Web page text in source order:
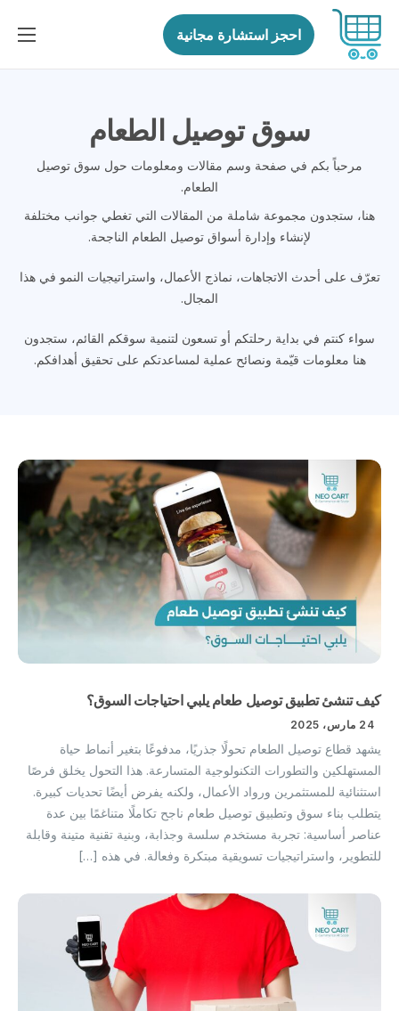
الرئيسية
الأسئلة
المدونة
English
احجز استشارة مجانية
سوق توصيل الطعام
مرحباً بكم في صفحة وسم مقالات ومعلومات حول سوق توصيل
الطعام.
هنا، ستجدون مجموعة شاملة من المقالات التي تغطي جوانب مختلفة
لإنشاء وإدارة أسواق توصيل الطعام الناجحة.
تعرّف على أحدث الاتجاهات، نماذج الأعمال، واستراتيجيات النمو في هذا
المجال.
سواء كنتم في بداية رحلتكم أو تسعون لتنمية سوقكم القائم، ستجدون
هنا معلومات قيّمة ونصائح عملية لمساعدتكم على تحقيق أهدافكم.
كيف تنشئ تطبيق توصيل طعام يلبي احتياجات السوق؟
24 مارس، 2025
يشهد قطاع توصيل الطعام تحولًا جذريًا، مدفوعًا بتغير أنماط حياة
المستهلكين والتطورات التكنولوجية المتسارعة. هذا التحول يخلق فرصًا
استثنائية للمستثمرين ورواد الأعمال، ولكنه يفرض أيضًا تحديات كبيرة.
يتطلب بناء سوق وتطبيق توصيل طعام ناجح تكاملًا متناغمًا بين عدة
عناصر أساسية: تجربة مستخدم سلسة وجذابة، وبنية تقنية متينة وقابلة
للتطوير، واستراتيجيات تسويقية مبتكرة وفعالة. في هذه […]